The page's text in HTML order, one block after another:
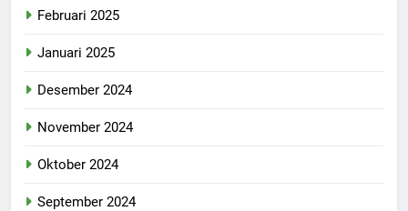
Februari 2025
Januari 2025
Desember 2024
November 2024
Oktober 2024
September 2024